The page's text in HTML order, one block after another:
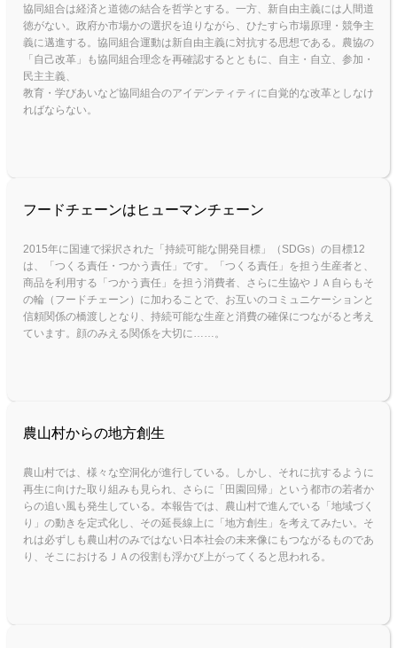
協同組合は経済と道徳の結合を哲学とする。一方、新自由主義には人間道
徳がない。政府か市場かの選択を迫りながら、ひたすら市場原理・競争主
義に邁進する。協同組合運動は新自由主義に対抗する思想である。農協の
「自己改革」も協同組合理念を再確認するとともに、自主・自立、参加・
民主主義、
教育・学びあいなど協同組合のアイデンティティに自覚的な改革としなけ
ればならない。
フードチェーンはヒューマンチェーン
2015年に国連で採択された「持続可能な開発目標」（SDGs）の目標12
は、「つくる責任・つかう責任」です。「つくる責任」を担う生産者と、
商品を利用する「つかう責任」を担う消費者、さらに生協やＪＡ自らもそ
の輪（フードチェーン）に加わることで、お互いのコミュニケーションと
信頼関係の橋渡しとなり、持続可能な生産と消費の確保につながると考え
ています。顔のみえる関係を大切に……。
農山村からの地方創生
農山村では、様々な空洞化が進行している。しかし、それに抗するように
再生に向けた取り組みも見られ、さらに「田園回帰」という都市の若者か
らの追い風も発生している。本報告では、農山村で進んでいる「地域づく
り」の動きを定式化し、その延長線上に「地方創生」を考えてみたい。そ
れは必ずしも農山村のみではない日本社会の未来像にもつながるものであ
り、そこにおけるＪＡの役割も浮かび上がってくると思われる。